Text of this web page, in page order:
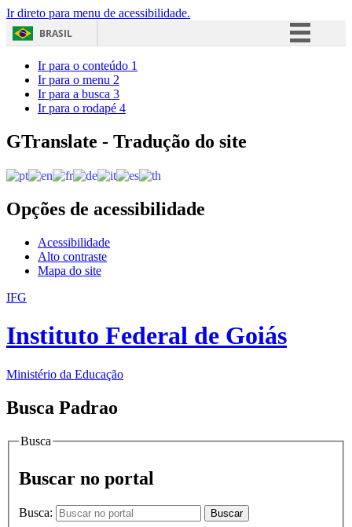
Ir direto para menu de acessibilidade.
BRASIL
Acesso à informação
Ir para o conteúdo 1
Ir para o menu 2
Ir para a busca 3
Ir para o rodapé 4
GTranslate - Tradução do site
Opções de acessibilidade
Acessibilidade
Alto contraste
Mapa do site
IFG
Instituto Federal de Goiás
Ministério da Educação
Busca Padrao
Busca
Buscar no portal
Busca: Buscar